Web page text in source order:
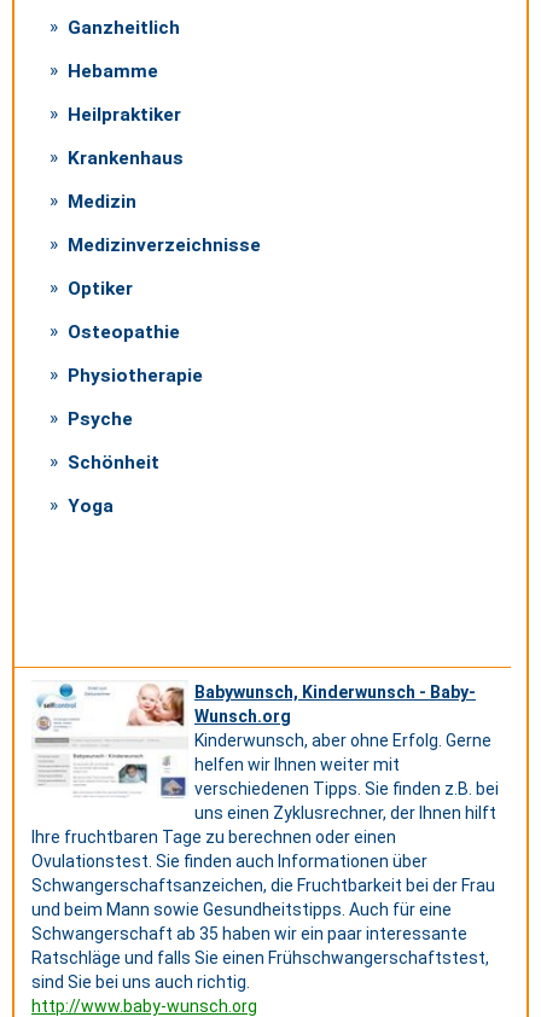
Ganzheitlich
Hebamme
Heilpraktiker
Krankenhaus
Medizin
Medizinverzeichnisse
Optiker
Osteopathie
Physiotherapie
Psyche
Schönheit
Yoga
Babywunsch, Kinderwunsch - Baby-
Wunsch.org
Kinderwunsch, aber ohne Erfolg. Gerne
helfen wir Ihnen weiter mit
verschiedenen Tipps. Sie finden z.B. bei
uns einen Zyklusrechner, der Ihnen hilft
Ihre fruchtbaren Tage zu berechnen oder einen
Ovulationstest. Sie finden auch Informationen über
Schwangerschaftsanzeichen, die Fruchtbarkeit bei der Frau
und beim Mann sowie Gesundheitstipps. Auch für eine
Schwangerschaft ab 35 haben wir ein paar interessante
Ratschläge und falls Sie einen Frühschwangerschaftstest,
sind Sie bei uns auch richtig.
http://www.baby-wunsch.org